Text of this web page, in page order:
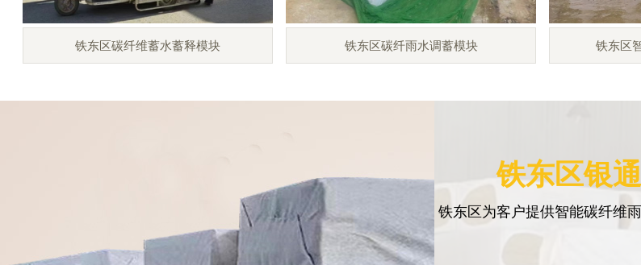
铁东区碳纤维蓄水蓄释模块 铁东区碳纤雨水调蓄模块 铁东区
铁东区银
铁东区为客户提供智能碳纤维